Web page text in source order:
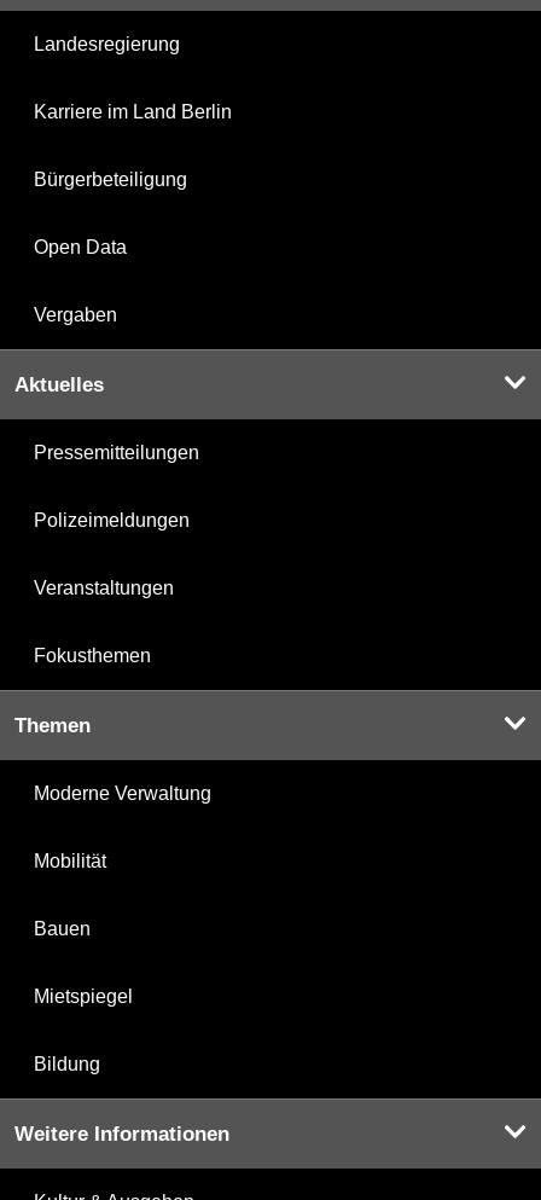
Landesregierung
Karriere im Land Berlin
Bürgerbeteiligung
Open Data
Vergaben
Aktuelles
Pressemitteilungen
Polizeimeldungen
Veranstaltungen
Fokusthemen
Themen
Moderne Verwaltung
Mobilität
Bauen
Mietspiegel
Bildung
Weitere Informationen